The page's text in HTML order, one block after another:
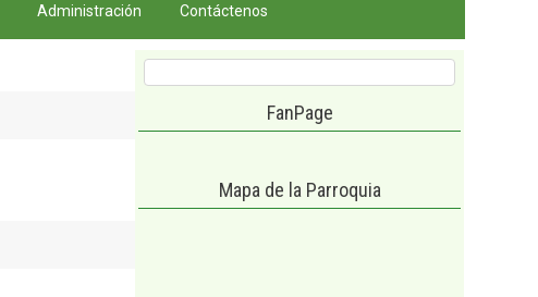
Administración Contáctenos
FanPage
Mapa de la Parroquia